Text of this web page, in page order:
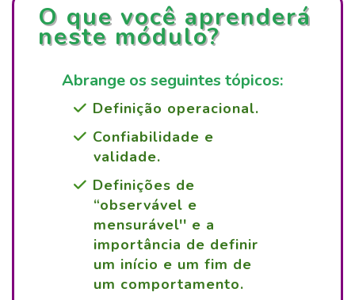
O que você aprenderá
neste módulo?
Abrange os seguintes tópicos:
Definição operacional.
Confiabilidade e
validade.
Definições de
“observável e
mensurável'' e a
importância de definir
um início e um fim de
um comportamento.